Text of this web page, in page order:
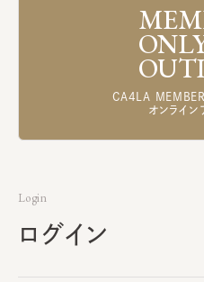
CA4LA
オンライン
Login
ログイン